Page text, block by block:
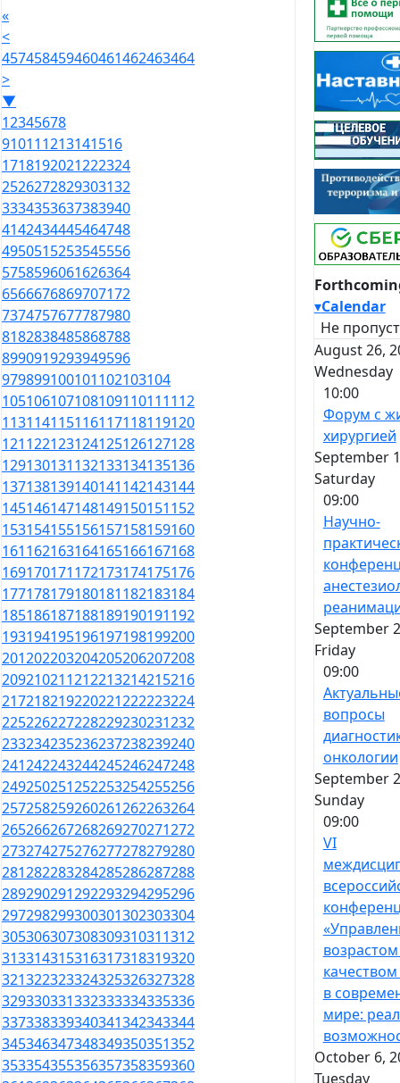
«
<
457458459460461462463464
>
▼
12345678
910111213141516
1718192021222324
2526272829303132
3334353637383940
4142434445464748
4950515253545556
5758596061626364
6566676869707172
7374757677787980
8182838485868788
8990919293949596
979899100101102103104
105106107108109110111112
113114115116117118119120
121122123124125126127128
129130131132133134135136
137138139140141142143144
145146147148149150151152
153154155156157158159160
161162163164165166167168
169170171172173174175176
177178179180181182183184
185186187188189190191192
193194195196197198199200
201202203204205206207208
209210211212213214215216
217218219220221222223224
225226227228229230231232
233234235236237238239240
241242243244245246247248
249250251252253254255256
257258259260261262263264
265266267268269270271272
273274275276277278279280
281282283284285286287288
289290291292293294295296
297298299300301302303304
305306307308309310311312
313314315316317318319320
321322323324325326327328
329330331332333334335336
337338339340341342343344
345346347348349350351352
353354355356357358359360
▾Calendar
Не
August 26,
Wednesday
10:00
Форум с
хирургией
September
Saturday
09:00
Научно-
September
Friday
09:00
вопросы
онкологии
September
Sunday
09:00
VI
в
мире:
October 6,
Tuesday